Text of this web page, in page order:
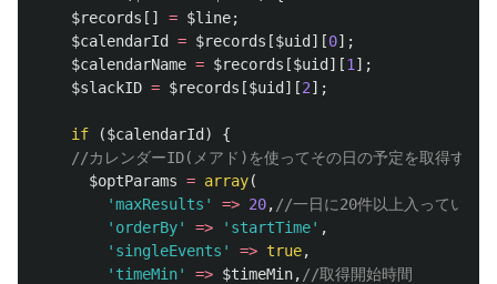
$records [] = $line;
$calendarId
= $records [$uid ][0];
$calendarName = $records [$uid ][1 ];
$slackID = $records [$uid ][2];
if ($calendarId )
{
//カレンダーID(メアド)を使ってその日の予定を取得する
$optParams = array(
'maxResults'
=> 20, //一日に20件以上入っている
'orderBy'
=> 'startTime' ,
'singleEvents'
=> true,
'timeMin'
=> $timeMin, //取得開始時間